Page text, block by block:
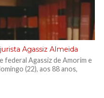
Agassiz Almeida
federal Agassiz de Amorim e
(22), aos 88 anos,